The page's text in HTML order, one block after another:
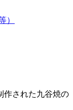
）
作された九谷焼の